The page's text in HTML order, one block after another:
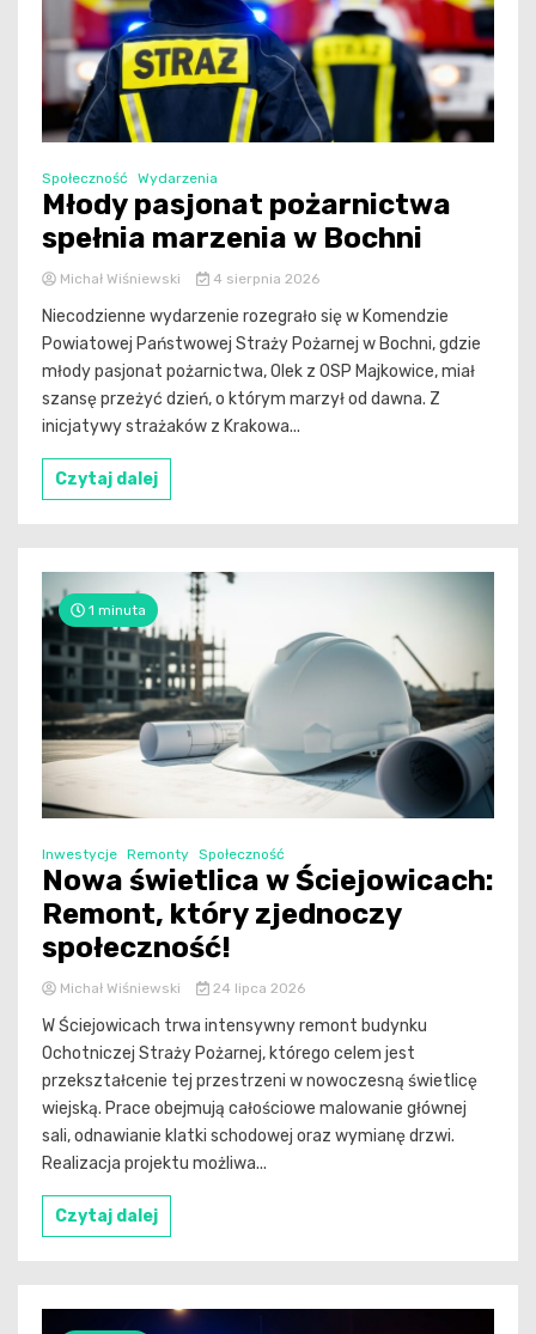
Społeczność Wydarzenia
Młody pasjonat pożarnictwa
spełnia marzenia w Bochni
Michał Wiśniewski 4 sierpnia 2026
Niecodzienne wydarzenie rozegrało się w Komendzie
Powiatowej Państwowej Straży Pożarnej w Bochni, gdzie
młody pasjonat pożarnictwa, Olek z OSP Majkowice, miał
szansę przeżyć dzień, o którym marzył od dawna. Z
inicjatywy strażaków z Krakowa...
Czytaj dalej
1 minuta
Inwestycje Remonty Społeczność
Nowa świetlica w Ściejowicach:
Remont, który zjednoczy
społeczność!
Michał Wiśniewski 24 lipca 2026
W Ściejowicach trwa intensywny remont budynku
Ochotniczej Straży Pożarnej, którego celem jest
przekształcenie tej przestrzeni w nowoczesną świetlicę
wiejską. Prace obejmują całościowe malowanie głównej
sali, odnawianie klatki schodowej oraz wymianę drzwi.
Realizacja projektu możliwa...
Czytaj dalej